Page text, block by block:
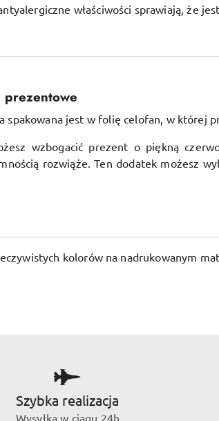
właściwości sprawiają, że
prezentowe
spakowana jest w folię celofan, w której
wzbogacić prezent o piękną
rozwiąże. Ten dodatek możesz
kolorów na nadrukowanym
Szybka realizacja
Wysyłka w ciągu 24h